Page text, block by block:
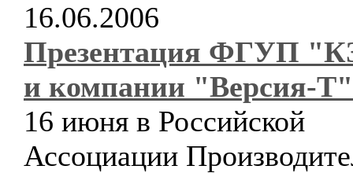
16.06.2006
Презентация ФГУП
и компании "Версия-Т"
16 июня в Российской
Ассоциации